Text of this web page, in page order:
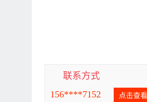
联系方式
156****7152
点击查